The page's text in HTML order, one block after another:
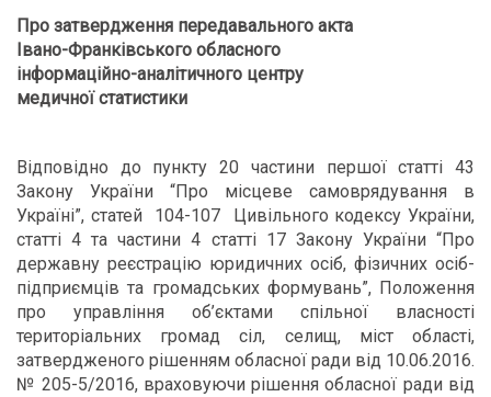
Про затвердження передавального акта
Івано-Франківського обласного
інформаційно-аналітичного центру
медичної статистики
Відповідно до пункту 20 частини першої статті 43
Закону України “Про місцеве самоврядування в
Україні”, статей 104-107 Цивільного кодексу України,
статті 4 та частини 4 статті 17 Закону України “Про
державну реєстрацію юридичних осіб, фізичних осіб-
підприємців та громадських формувань”, Положення
про управління об’єктами спільної власності
територіальних громад сіл, селищ, міст області,
затвердженого рішенням обласної ради від 10.06.2016.
№ 205-5/2016, враховуючи рішення обласної ради від